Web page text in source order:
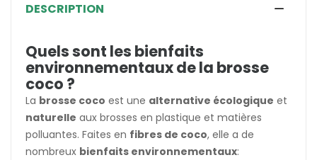
DESCRIPTION
Quels sont les bienfaits
environnementaux de la brosse
coco ?
La brosse coco est une alternative écologique et
naturelle aux brosses en plastique et matières
polluantes. Faites en fibres de coco, elle a de
nombreux bienfaits environnementaux: